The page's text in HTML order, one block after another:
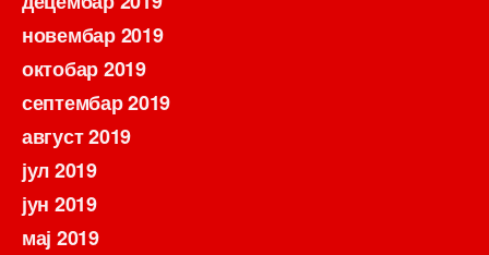
новембар 2019
октобар 2019
септембар 2019
август 2019
јул 2019
јун 2019
мај 2019